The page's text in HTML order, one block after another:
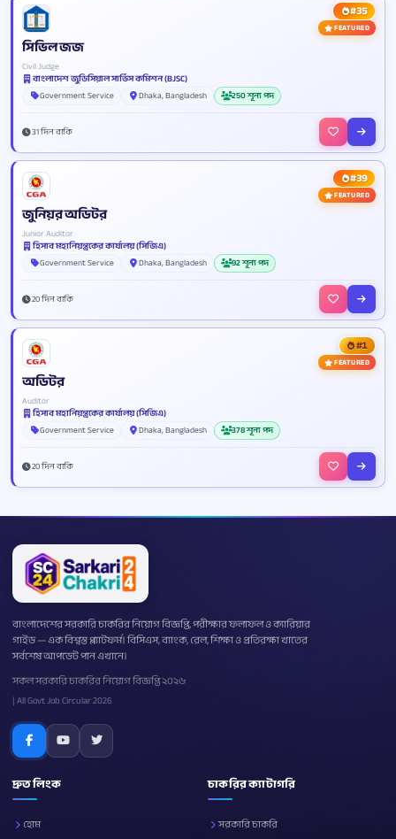
#35
FEATURED
সিভিল জজ
Civil Judge
বাংলাদেশ জুডিসিয়াল সার্ভিস কমিশন (BJSC)
Government Service
Dhaka, Bangladesh 250 শূন্য পদ
31 দিন বাকি
#39
FEATURED
জুনিয়র অডিটর
Junior Auditor
হিসাব মহানিয়ন্ত্রকের কার্যালয় (সিজিএ)
Government Service
Dhaka, Bangladesh 92 শূন্য পদ
20 দিন বাকি
#1
FEATURED
অডিটর
Auditor
হিসাব মহানিয়ন্ত্রকের কার্যালয় (সিজিএ)
Government Service
Dhaka, Bangladesh 378 শূন্য পদ
20 দিন বাকি
বাংলাদেশের সরকারি চাকরির নিয়োগ বিজ্ঞপ্তি, পরীক্ষার ফলাফল ও ক্যারিয়ার
গাইড — এক বিশ্বস্ত প্ল্যাটফর্ম। বিসিএস, ব্যাংক, রেল, শিক্ষা ও প্রতিরক্ষা খাতের
সর্বশেষ আপডেট পান এখানে।
সকল সরকারি চাকরির নিয়োগ বিজ্ঞপ্তি ২০২৬
| All Govt Job Circular 2026
দ্রুত লিংক
হোম
চাকরির ক্যাটাগরি
সরকারি চাকরি